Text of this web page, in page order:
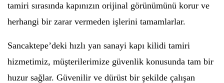
tamiri sırasında kapınızın orijinal görünümünü korur ve
herhangi bir zarar vermeden işlerini tamamlarlar.
Sancaktepe’deki hızlı yan sanayi kapı kilidi tamiri
hizmetimiz, müşterilerimize güvenlik konusunda tam bir
huzur sağlar. Güvenilir ve dürüst bir şekilde çalışan